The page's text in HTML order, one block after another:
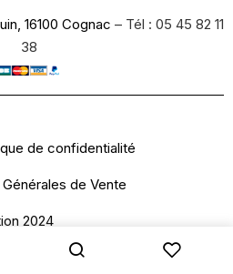
16100 Cognac – Tél : 05 45 82 11
38
de confidentialité
de Vente
2024